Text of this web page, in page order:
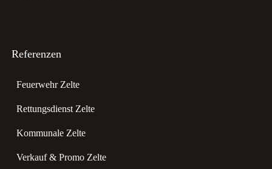
Referenzen
Feuerwehr Zelte
Rettungsdienst Zelte
Kommunale Zelte
Verkauf & Promo Zelte